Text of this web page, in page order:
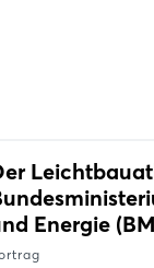
Energie